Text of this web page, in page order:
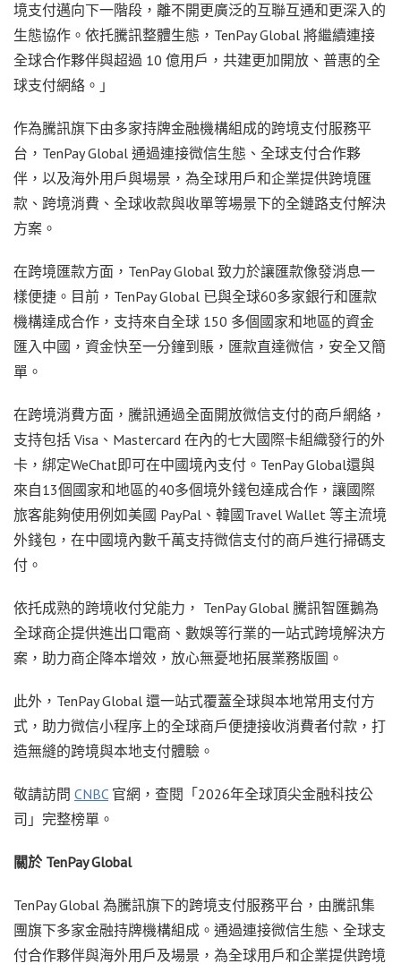
境支付邁向下一階段，離不開更廣泛的互聯互通和更深入的
生態協作。依托騰訊整體生態， TenPay Global 將繼續連接
全球合作夥伴與超過 10 億用戶，共建更加開放、普惠的全
球支付網絡。」
作為騰訊旗下由多家持牌金融機構組成的跨境支付服務平
台， TenPay Global 通過連接微信生態、全球支付合作夥
伴，以及海外用戶與場景，為全球用戶和企業提供跨境匯
款、跨境消費、全球收款與收單等場景下的全鏈路支付解決
方案。
在跨境匯款方面， TenPay Global 致力於讓匯款像發消息一
樣便捷。目前， TenPay Global 已與全球60多家銀行和匯款
機構達成合作，支持來自全球 150 多個國家和地區的資金
匯入中國，資金快至一分鐘到賬，匯款直達微信，安全又簡
單。
在跨境消費方面，騰訊通過全面開放微信支付的商戶網絡，
支持包括 Visa 、 Mastercard 在內的七大國際卡組織發行的外
卡，綁定WeChat即可在中國境內支付。 TenPay Global還與
來自13個國家和地區的40多個境外錢包達成合作，讓國際
旅客能夠使用例如美國 PayPal 、韓國Travel Wallet 等主流境
外錢包，在中國境內數千萬支持微信支付的商戶進行掃碼支
付。
依托成熟的跨境收付兌能力， TenPay Global 騰訊智匯鵝為
全球商企提供進出口電商、數娛等行業的一站式跨境解決方
案，助力商企降本增效，放心無憂地拓展業務版圖。
此外， TenPay Global 還一站式覆蓋全球與本地常用支付方
式，助力微信小程序上的全球商戶便捷接收消費者付款，打
造無縫的跨境與本地支付體驗。
敬請訪問 CNBC 官網，查閱「 2026年全球頂尖金融科技公
司」完整榜單。
關於 TenPay Global
TenPay Global 為騰訊旗下的跨境支付服務平台，由騰訊集
團旗下多家金融持牌機構組成。通過連接微信生態、全球支
付合作夥伴與海外用戶及場景，為全球用戶和企業提供跨境